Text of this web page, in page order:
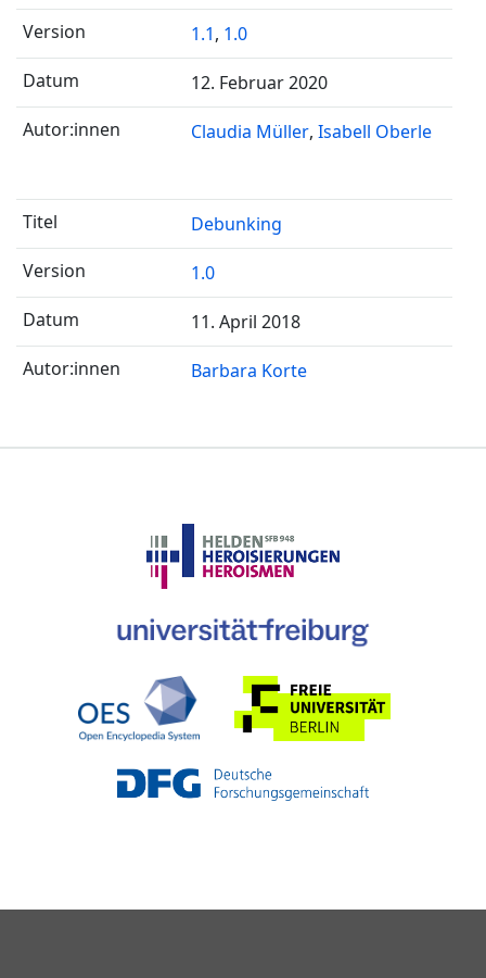
1.1, 1.0
12. Februar 2020
Claudia Müller Isabell Oberle
Debunking
1.0
11. April 2018
Barbara Korte